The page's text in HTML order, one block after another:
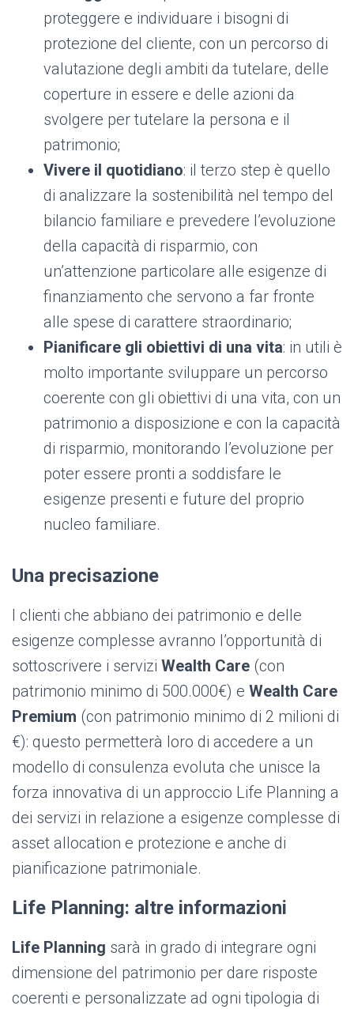
proteggere e individuare i bisogni di
protezione del cliente, con un percorso di
valutazione degli ambiti da tutelare, delle
coperture in essere e delle azioni da
svolgere per tutelare la persona e il
patrimonio;
Vivere il quotidiano: il terzo step è quello
di analizzare la sostenibilità nel tempo del
bilancio familiare e prevedere l’evoluzione
della capacità di risparmio, con
un’attenzione particolare alle esigenze di
finanziamento che servono a far fronte
alle spese di carattere straordinario;
Pianificare gli obiettivi di una vita: in utili è
molto importante sviluppare un percorso
coerente con gli obiettivi di una vita, con un
patrimonio a disposizione e con la capacità
di risparmio, monitorando l’evoluzione per
poter essere pronti a soddisfare le
esigenze presenti e future del proprio
nucleo familiare.
Una precisazione
I clienti che abbiano dei patrimonio e delle
esigenze complesse avranno l’opportunità di
sottoscrivere i servizi Wealth Care (con
patrimonio minimo di 500.000€) e Wealth Care
Premium (con patrimonio minimo di 2 milioni di
€): questo permetterà loro di accedere a un
modello di consulenza evoluta che unisce la
forza innovativa di un approccio Life Planning a
dei servizi in relazione a esigenze complesse di
asset allocation e protezione e anche di
pianificazione patrimoniale.
Life Planning: altre informazioni
Life Planning sarà in grado di integrare ogni
dimensione del patrimonio per dare risposte
coerenti e personalizzate ad ogni tipologia di